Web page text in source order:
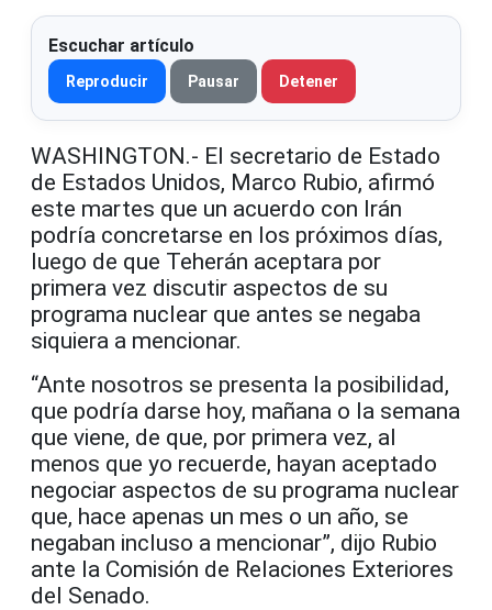
Escuchar artículo
Reproducir Pausar Detener
WASHINGTON.- El secretario de Estado
de Estados Unidos, Marco Rubio, afirmó
este martes que un acuerdo con Irán
podría concretarse en los próximos días,
luego de que Teherán aceptara por
primera vez discutir aspectos de su
programa nuclear que antes se negaba
siquiera a mencionar.
“Ante nosotros se presenta la posibilidad,
que podría darse hoy, mañana o la semana
que viene, de que, por primera vez, al
menos que yo recuerde, hayan aceptado
negociar aspectos de su programa nuclear
que, hace apenas un mes o un año, se
negaban incluso a mencionar”, dijo Rubio
ante la Comisión de Relaciones Exteriores
del Senado.